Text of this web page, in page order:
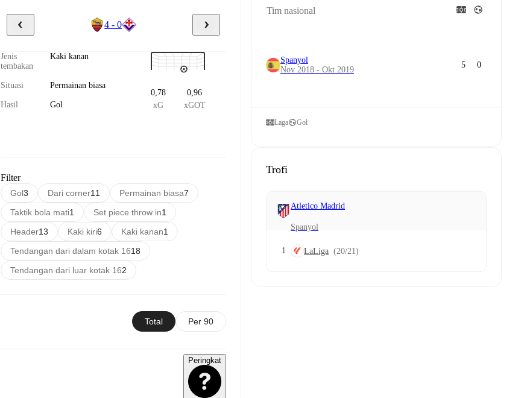
4 - 0
Jenis
tembakan
Kaki kanan
Situasi Permainan biasa
Hasil Gol
0,78
xG
0,96
xGOT
Filter
Gol3 Dari corner11 Permainan biasa7
Taktik bola mati1 Set piece throw in1
Header13 Kaki kiri6 Kaki kanan1
Tendangan dari dalam kotak 1618
Tendangan dari luar kotak 162
Total Per 90
Peringkat
Tim nasional
Spanyol
Nov 2018 - Okt 2019
5 0
Laga Gol
Trofi
Atletico Madrid
Spanyol
1 LaLiga (20/21)